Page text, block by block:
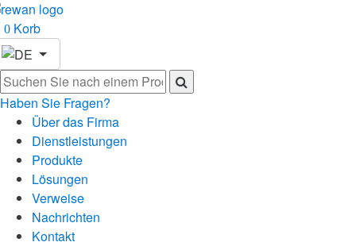
0 Korb
Haben Sie Fragen?
Über das Firma
Dienstleistungen
Produkte
Lösungen
Verweise
Nachrichten
Kontakt